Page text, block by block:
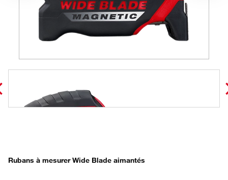
Rubans à mesurer Wide Blade aimantés